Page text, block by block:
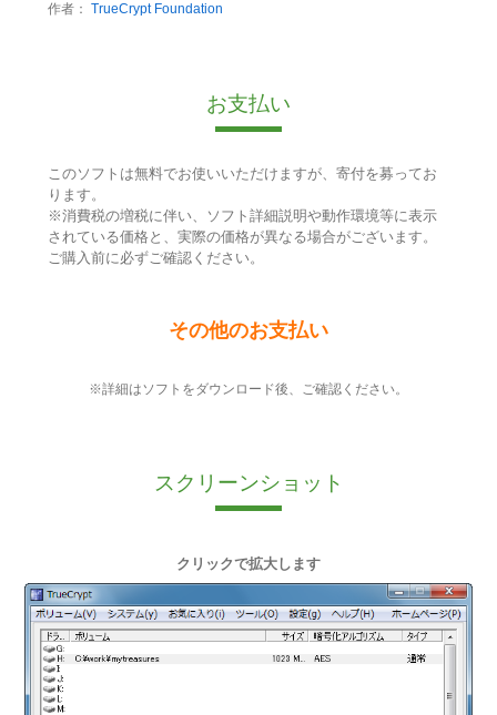
作者： TrueCrypt Foundation
お支払い
このソフトは無料でお使いいただけますが、寄付を募ってお
ります。
※消費税の増税に伴い、ソフト詳細説明や動作環境等に表示
されている価格と、実際の価格が異なる場合がございます。
ご購入前に必ずご確認ください。
その他のお支払い
※詳細はソフトをダウンロード後、ご確認ください。
スクリーンショット
クリックで拡大します